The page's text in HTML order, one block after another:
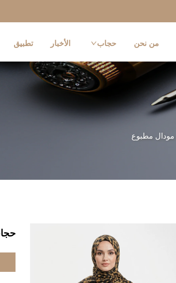
من نحن حجاب الأخبار تطبيق
مطبوع